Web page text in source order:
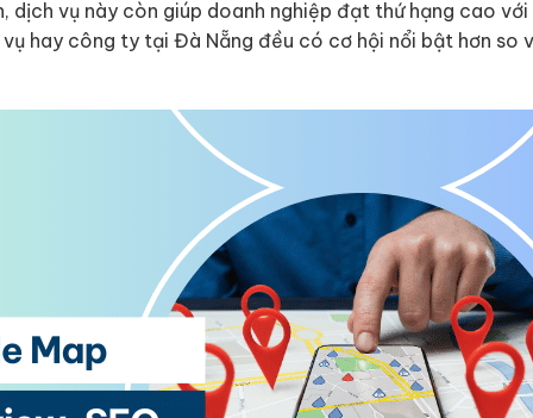
dịch vụ này còn giúp doanh nghiệp đạt thứ hạng cao
vụ hay công ty tại Đà Nẵng đều có cơ hội nổi bật hơn so